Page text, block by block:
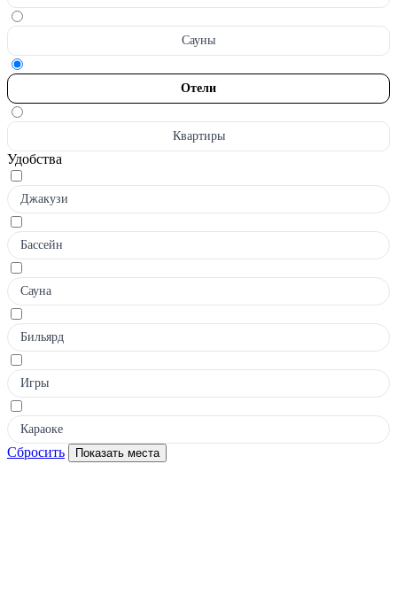
Сауны
Отели
Квартиры
Удобства
Джакузи
Бассейн
Сауна
Бильярд
Игры
Караоке
Сбросить Показать места